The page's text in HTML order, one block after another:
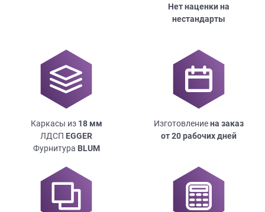
Нет наценки на
нестандарты
Каркасы из 18мм
ЛДСП EGGER
Фурнитура BLUM
Изготовлениена заказ
от 20 рабочих дней